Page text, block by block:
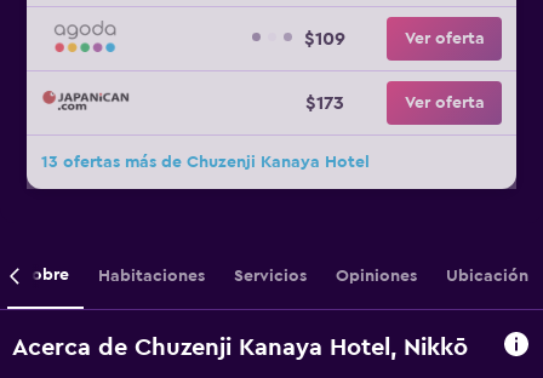
$109 Ver oferta
$173 Ver oferta
13 ofertas más de Chuzenji Kanaya Hotel
Sobre Habitaciones Servicios Opiniones Ubicación
Acerca de Chuzenji Kanaya Hotel, Nikkō